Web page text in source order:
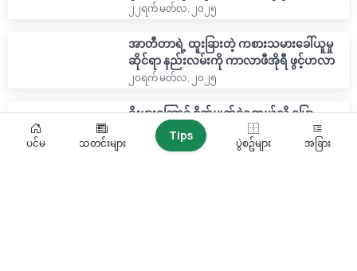
ပင်မ သတင်းများ
Tips
ပွဲစဥ်များ အခြား
၂၂ရက် မတ်လ, ၂၀၂၅
အာတီတာရဲ့ ထူးခြားတဲ့ ကစားသမားခေါ်ယူမှု
ဆိုင်ရာ နည်းလမ်းကို ကာလာဖီအိုရီ ဖွင့်ဟလာ
၂၀ရက် မတ်လ, ၂၀၂၅
ရိုးမားကြောင့် စိတ်ပျက်ခဲ့ရတယ်လို့ ပြော
ကြားလိုက်တဲ့ အာဆင်နယ်နောက်ခံလူ ကာလာ